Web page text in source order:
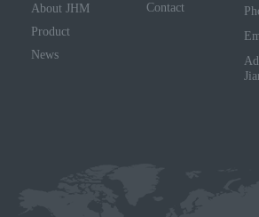
About JHM
Product
News
Contact